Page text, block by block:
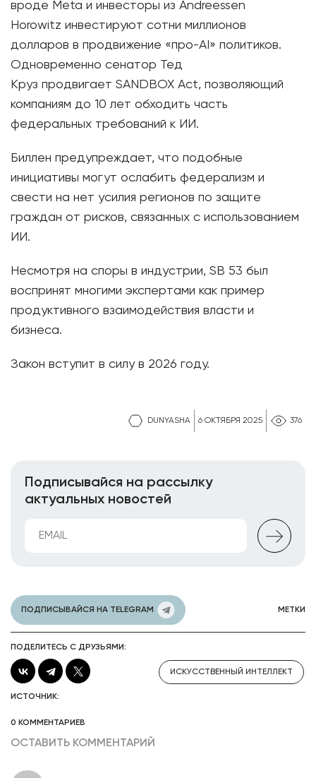
DUNYASHA 6 ОКТЯБРЯ 2025 376
вроде Meta и инвесторы из Andreessen
Horowitz инвестируют сотни миллионов
долларов в продвижение «про-AI» политиков.
Одновременно сенатор Тед
Круз продвигает SANDBOX Act, позволяющий
компаниям до 10 лет обходить часть
федеральных требований к ИИ.
Биллен предупреждает, что подобные
инициативы могут ослабить федерализм и
свести на нет усилия регионов по защите
граждан от рисков, связанных с использованием
ИИ.
Несмотря на споры в индустрии, SB 53 был
воспринят многими экспертами как пример
продуктивного взаимодействия власти и
бизнеса.
Закон вступит в силу в 2026 году.
Подписывайся на рассылку
актуальных новостей
ПОДПИСЫВАЙСЯ НА TELEGRAM МЕТКИ
ПОДЕЛИТЕСЬ С ДРУЗЬЯМИ:
ИСКУССТВЕННЫЙ ИНТЕЛЛЕКТ
ИСТОЧНИК:
0 КОММЕНТАРИЕВ
ОСТАВИТЬ КОММЕНТАРИЙ